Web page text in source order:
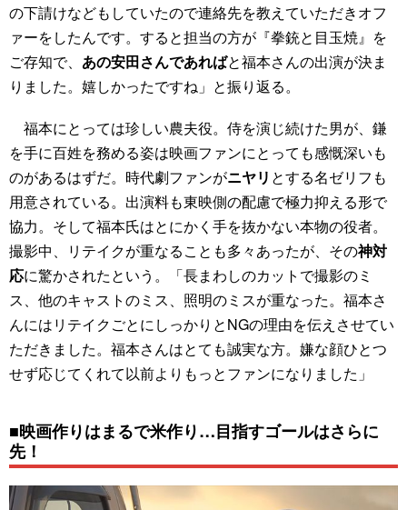
の下請けなどもしていたので連絡先を教えていただきオフ
ァーをしたんです。すると担当の方が『拳銃と目玉焼』を
ご存知で、 あの安田さんであればと福本さんの出演が決ま
りました。嬉しかったですね」と振り返る。
福本にとっては珍しい農夫役。侍を演じ続けた男が、鎌
を手に百姓を務める姿は映画ファンにとっても感慨深いも
のがあるはずだ。時代劇ファンがニヤリ とする名ゼリフも
用意されている。出演料も東映側の配慮で極力抑える形で
協力。そして福本氏はとにかく手を抜かない本物の役者。
撮影中、リテイクが重なることも多々あったが、その神対
応に驚かされたという。「長まわしのカットで撮影のミ
ス、他のキャストのミス、照明のミスが重なった。福本さ
んにはリテイクごとにしっかりとNGの理由を伝えさせてい
ただきました。福本さんはとても誠実な方。嫌な顔ひとつ
せず応じてくれて以前よりもっとファンになりました」
■映画作りはまるで米作り…目指すゴールはさらに
先！